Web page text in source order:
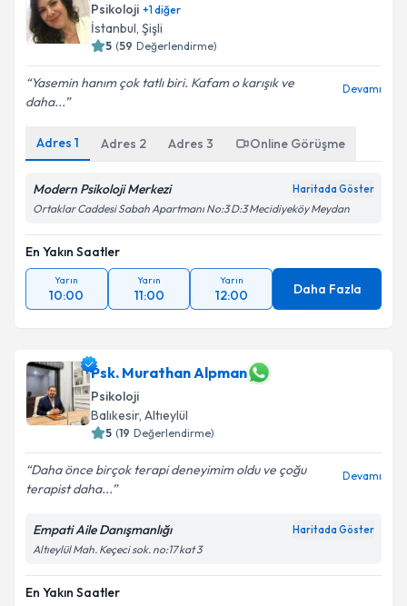
Psikoloji +1diğer
İstanbul, Şişli
5 (59 Değerlendirme)
Yasemin hanım çok tatlı biri. Kafam o karışık ve
daha...
Devamı
Adres 1 Adres 2 Adres 3 Online Görüşme
Modern Psikoloji Merkezi Haritada Göster
Ortaklar Caddesi Sabah Apartmanı No:3 D:3 Mecidiyeköy Meydan
En Yakın Saatler
Yarın
10:00
Yarın
11:00
Yarın
12:00 Daha Fazla
Psk. Murathan Alpman
Psikoloji
Balıkesir, Altıeylül
5 (19 Değerlendirme)
Daha önce birçok terapi deneyimim oldu ve çoğu
terapist daha...
Devamı
Empati Aile Danışmanlığı Haritada Göster
Altıeylül Mah. Keçeci sok. no:17 kat 3
En Yakın Saatler